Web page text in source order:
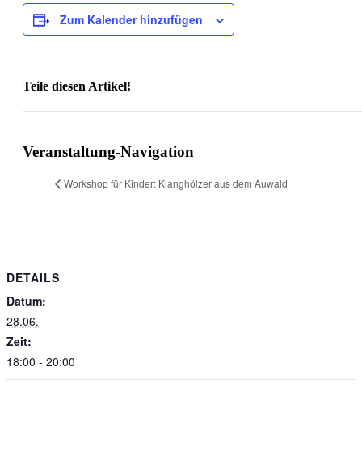
Zum Kalender hinzufügen
Teile diesen Artikel!
Veranstaltung-Navigation
Workshop für Kinder: Klanghölzer aus dem Auwald
DETAILS
Datum:
28.06.
Zeit:
18:00 - 20:00